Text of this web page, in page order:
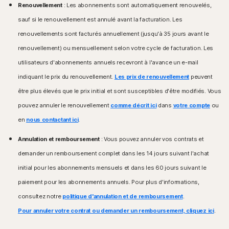
Mac exécutant la version actuelle ou les deux
versions précédentes d'Apple® macOS.
Systèmes d'exploitation Android™
Appareils sous Android 10.0 ou version ultérieure.
Installation de l'application Google Play requise.
ultérieure.
deux versions précédentes d'Apple® iOS.
précédente d'Apple® tvOS.
Systèmes d'exploitation Fire OS
et versions ultérieures.
Extension de navigateur
disponibles dans les navigateurs de l'écran de
Microsoft Windows 7 (toutes les versions) avec
Service Pack 1 (SP 1) ou version ultérieure avec prise
Systèmes d'exploitation Mac®
MacOS 10.13 ou version ultérieure.
Norton, Contrôle parental Norton, Norton SafeCam.
Systèmes d'exploitation Android™
Google Play requise. Mode multi-utilisateur non pris
en charge.
Google Play requise.
deux versions précédentes d'Apple® iOS.
Renouvellement : Les abonnements sont automatiquement renouvelés,
sauf si le renouvellement est annulé avant la facturation. Les
renouvellements sont facturés annuellement (jusqu'à 35 jours avant le
renouvellement) ou mensuellement selon votre cycle de facturation. Les
utilisateurs d'abonnements annuels recevront à l'avance un e-mail
indiquant le prix du renouvellement. Les prix de renouvellement peuvent
être plus élevés que le prix initial et sont susceptibles d'être modifiés. Vous
pouvez annuler le renouvellement comme décrit icidans votre compteou
en nous contactant ici.
Annulation et remboursement: Vous pouvez annuler vos contrats et
demander un remboursement complet dans les 14 jours suivant l'achat
initial pour les abonnements mensuels et dans les 60 jours suivant le
paiement pour les abonnements annuels. Pour plus d'informations,
consultez notre politique d'annulation et de remboursement.
Pour annuler votre contrat ou demander un remboursement, cliquez ici.